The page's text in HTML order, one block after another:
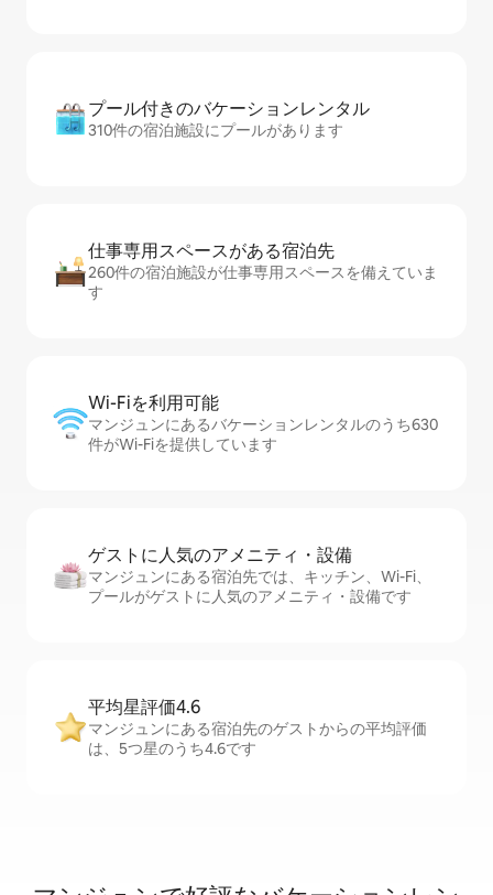
プール付きのバ⁠ケ⁠ー⁠シ⁠ョ⁠ンレ⁠ン⁠タ⁠ル
310件の宿泊施設にプールがあります
仕事専用ス⁠ペ⁠ー⁠スがあ⁠る宿⁠泊⁠先
260件の宿泊施設が仕事専用スペースを備えていま
す
Wi-Fiを利⁠用⁠可⁠能
マンジュンにあるバケーションレンタルのうち630
件がWi-Fiを提供しています
ゲストに人⁠気⁠のア⁠メ⁠ニ⁠テ⁠ィ・設⁠備
マンジュンにある宿泊先では、キッチン、Wi-Fi、
プールがゲストに人気のアメニティ・設備です
平均星評価4.6
マンジュンにある宿泊先のゲストからの平均評価
は、5つ星のうち4.6です